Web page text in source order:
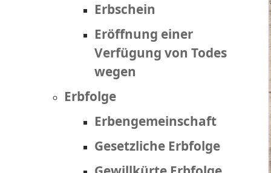
Erbschein
Eröffnung einer
Verfügung von Todes
wegen
Erbfolge
Erbengemeinschaft
Gesetzliche Erbfolge